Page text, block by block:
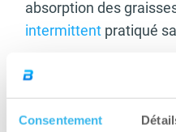
Consentement
absorption des
intermittent pratiqué
Comment